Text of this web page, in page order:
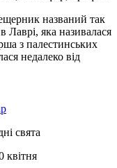
названий так
Лаврі, яка називалася
з палестинських
недалеко від
свята
квітня